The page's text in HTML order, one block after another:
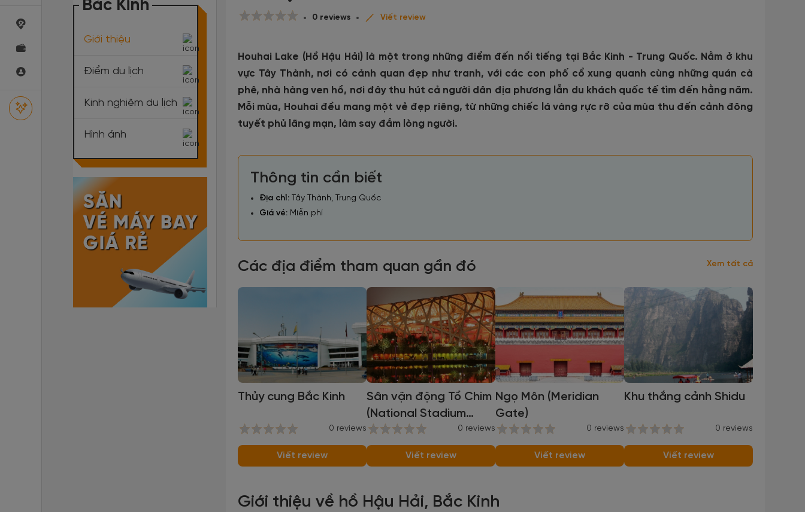
0 reviews Viết review
Houhai Lake (Hồ Hậu Hải) là một trong những điểm đến nổi tiếng tại Bắc Kinh - Trung Quốc. Nằm ở khu
vực Tây Thành, nơi có cảnh quan đẹp như tranh, với các con phố cổ xung quanh cùng những quán cà
phê, nhà hàng ven hồ, nơi đây thu hút cả người dân địa phương lẫn du khách quốc tế tìm đến hằng năm.
Mỗi mùa, Houhai đều mang một vẻ đẹp riêng, từ những chiếc lá vàng rực rỡ của mùa thu đến cảnh đông
tuyết phủ lãng mạn, làm say đắm lòng người.
Thông tin cần biết
Địa chỉ: Tây Thành, Trung Quốc
Giá vé: Miễn phí
Các địa điểm tham quan gần đó Xem tất cả
Thủy cung Bắc Kinh
0 reviews
Viết review
Sân vận động Tổ Chim
(National Stadium
Bird's Nest)
0 reviews
Viết review
Ngọ Môn (Meridian
Gate)
0 reviews
Viết review
Khu thắng cảnh Shidu
0 reviews
Viết review
Giới thiệu về hồ Hậu Hải, Bắc Kinh
Bắc Kinh
Giới thiệu
Điểm du lịch
Kinh nghiệm du lịch
Hình ảnh